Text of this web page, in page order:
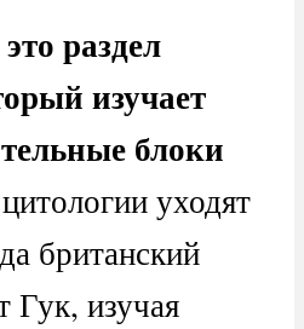
раздел
изучает
блоки
уходят
британский
Гук, изучая